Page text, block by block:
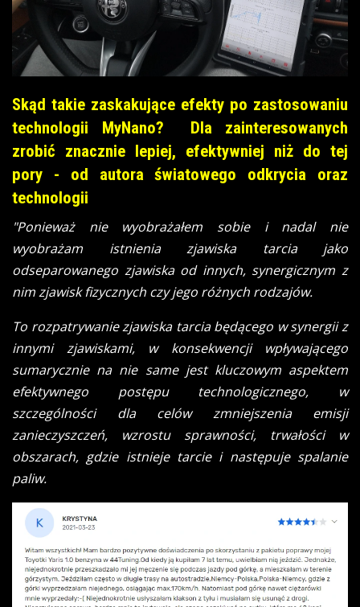
Skąd takie zaskakujące efekty po zastosowaniu
technologii MyNano? Dla zainteresowanych
zrobić znacznie lepiej, efektywniej niż do tej
pory - od autora światowego odkrycia oraz
technologii
"Ponieważ nie wyobrażałem sobie i nadal nie
wyobrażam istnienia zjawiska tarcia jako
odseparowanego zjawiska od innych, synergicznym z
nim zjawisk fizycznych czy jego różnych rodzajów.
To rozpatrywanie zjawiska tarcia będącego w synergii z
innymi zjawiskami, w konsekwencji wpływającego
sumarycznie na nie same jest kluczowym aspektem
efektywnego postępu technologicznego, w
szczególności dla celów zmniejszenia emisji
zanieczyszczeń, wzrostu sprawności, trwałości w
obszarach, gdzie istnieje tarcie i następuje spalanie
paliw.